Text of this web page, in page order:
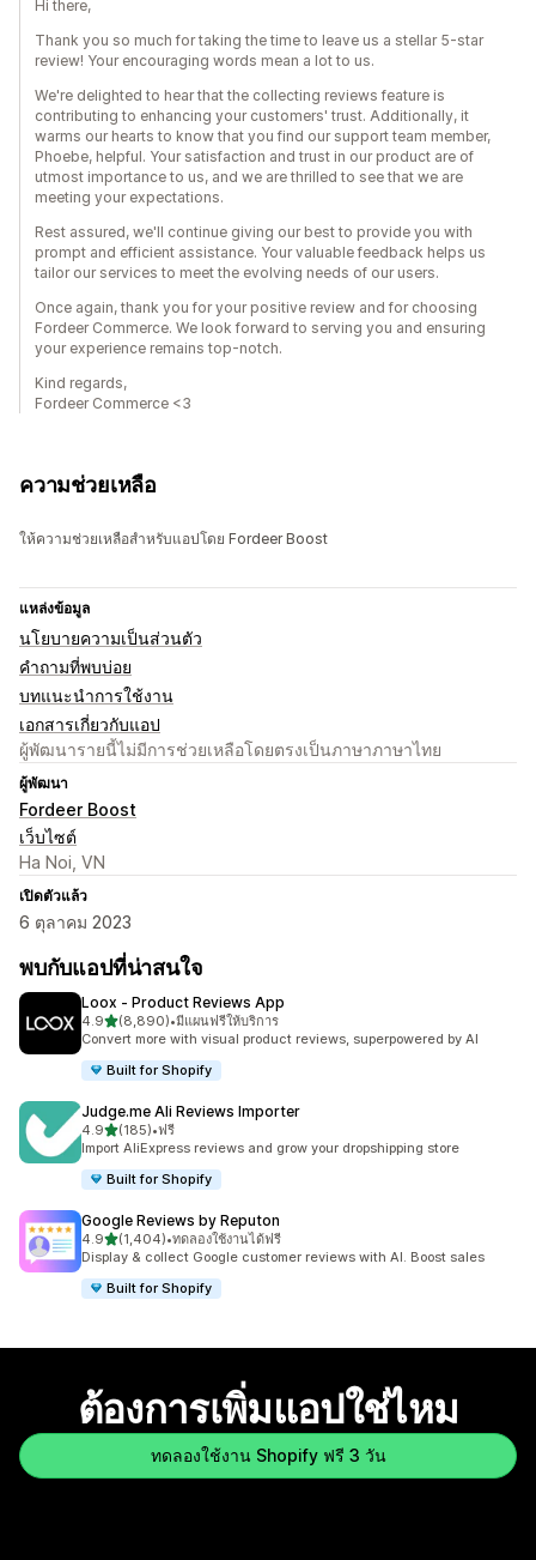
Hi there,
Thank you so much for taking the time to leave us a stellar 5-star
review! Your encouraging words mean a lot to us.
We're delighted to hear that the collecting reviews feature is
contributing to enhancing your customers' trust. Additionally, it
warms our hearts to know that you find our support team member,
Phoebe, helpful. Your satisfaction and trust in our product are of
utmost importance to us, and we are thrilled to see that we are
meeting your expectations.
Rest assured, we'll continue giving our best to provide you with
prompt and efficient assistance. Your valuable feedback helps us
tailor our services to meet the evolving needs of our users.
Once again, thank you for your positive review and for choosing
Fordeer Commerce. We look forward to serving you and ensuring
your experience remains top-notch.
Kind regards,
Fordeer Commerce <3
ความช่วยเหลือ
ให้ความช่วยเหลือสำหรับแอปโดย Fordeer Boost
แหล่งข้อมูล
นโยบายความเป็นส่วนตัว
คำถามที่พบบ่อย
บทแนะนำการใช้งาน
เอกสารเกี่ยวกับแอป
ผู้พัฒนารายนี้ไม่มีการช่วยเหลือโดยตรงเป็นภาษาภาษาไทย
ผู้พัฒนา
Fordeer Boost
เว็บไซต์
Ha Noi, VN
เปิดตัวแล้ว
6 ตุลาคม 2023
พบกับแอปที่น่าสนใจ
Loox ‑ Product Reviews App
4.9เต็ม 5 ดาว
(8,890)
ทั้งหมด 8890 รีวิว
•มีแผนฟรีให้บริการ
Convert more with visual product reviews, superpowered by AI
Built for Shopify
Judge.me Ali Reviews Importer
4.9เต็ม 5 ดาว
(185)
ทั้งหมด 185 รีวิว
•ฟรี
Import AliExpress reviews and grow your dropshipping store
Built for Shopify
Google Reviews by Reputon
4.9เต็ม 5 ดาว
(1,404)
ทั้งหมด 1404 รีวิว
•ทดลองใช้งานได้ฟรี
Display & collect Google customer reviews with AI. Boost sales
Built for Shopify
ต้องการเพิ่มแอปใช่ไหม
ทดลองใช้งาน Shopify ฟรี 3 วัน